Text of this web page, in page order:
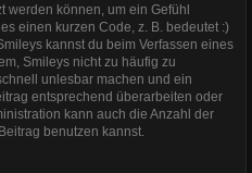
werden können, um ein Gefühl
einen kurzen Code, z. B. bedeutet :)
kannst du beim Verfassen eines
Smileys nicht zu häufig zu
unlesbar machen und ein
entsprechend überarbeiten oder
kann auch die Anzahl der
benutzen kannst.